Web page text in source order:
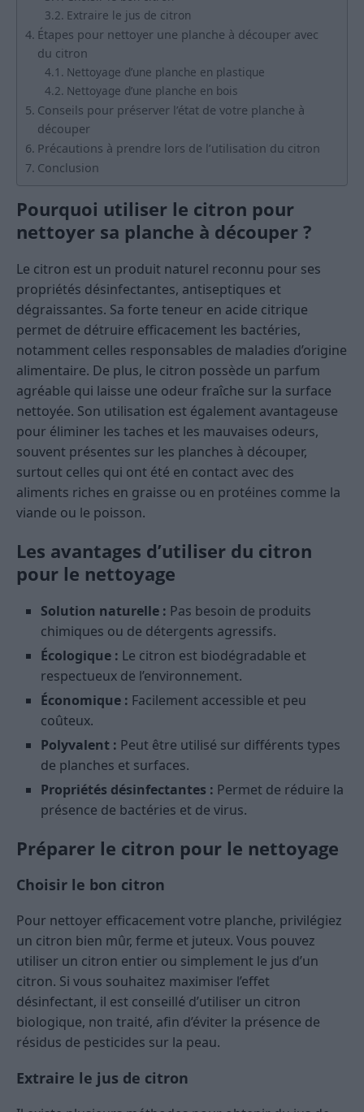
Extraire le jus de citron
Étapes pour nettoyer une planche à découper avec
du citron
Nettoyage d’une planche en plastique
Nettoyage d’une planche en bois
Conseils pour préserver l’état de votre planche à
découper
Précautions à prendre lors de l’utilisation du citron
Conclusion
Pourquoi utiliser le citron pour
nettoyer sa planche à découper ?
Le citron est un produit naturel reconnu pour ses
propriétés désinfectantes, antiseptiques et
dégraissantes. Sa forte teneur en acide citrique
permet de détruire efficacement les bactéries,
notamment celles responsables de maladies d’origine
alimentaire. De plus, le citron possède un parfum
agréable qui laisse une odeur fraîche sur la surface
nettoyée. Son utilisation est également avantageuse
pour éliminer les taches et les mauvaises odeurs,
souvent présentes sur les planches à découper,
surtout celles qui ont été en contact avec des
aliments riches en graisse ou en protéines comme la
viande ou le poisson.
Les avantages d’utiliser du citron
pour le nettoyage
Solution naturelle : Pas besoin de produits
chimiques ou de détergents agressifs.
Écologique : Le citron est biodégradable et
respectueux de l’environnement.
Économique : Facilement accessible et peu
coûteux.
Polyvalent : Peut être utilisé sur différents types
de planches et surfaces.
Propriétés désinfectantes : Permet de réduire la
présence de bactéries et de virus.
Préparer le citron pour le nettoyage
Choisir le bon citron
Pour nettoyer efficacement votre planche, privilégiez
un citron bien mûr, ferme et juteux. Vous pouvez
utiliser un citron entier ou simplement le jus d’un
citron. Si vous souhaitez maximiser l’effet
désinfectant, il est conseillé d’utiliser un citron
biologique, non traité, afin d’éviter la présence de
résidus de pesticides sur la peau.
Extraire le jus de citron